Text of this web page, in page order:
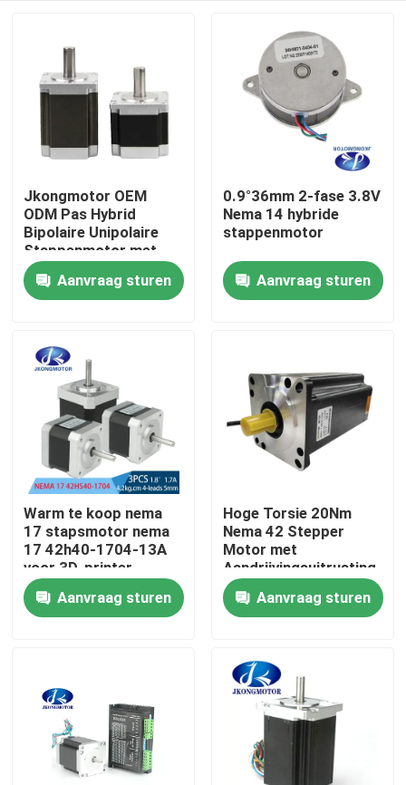
Huis
Ongeveer ons
Fabrieksreis
Kwaliteitscontrole
Contacteer ons
Verzoek om een Citaat
met een ingebouwde stapsservo-motor
Geïntegreerde DC-servomotor
Brushless gelijkstroom-Motor
Jkongmotor OEM
ODM Pas Hybrid
Bipolaire Unipolaire
Stappenmotor met
Versnellingsbak
Encoder Rem
Geïntegreerde Driver
Aanvraag sturen
0.9°36mm 2-fase 3.8V
Nema 14 hybride
stappenmotor
Aanvraag sturen
Warm te koop nema
17 stapsmotor nema
17 42h40-1704-13A
voor 3D-printer
Aanvraag sturen
Hoge Torsie 20Nm
Nema 42 Stepper
Motor met
Aandrijvingsuitrusting
voor CNC Machine
Aanvraag sturen